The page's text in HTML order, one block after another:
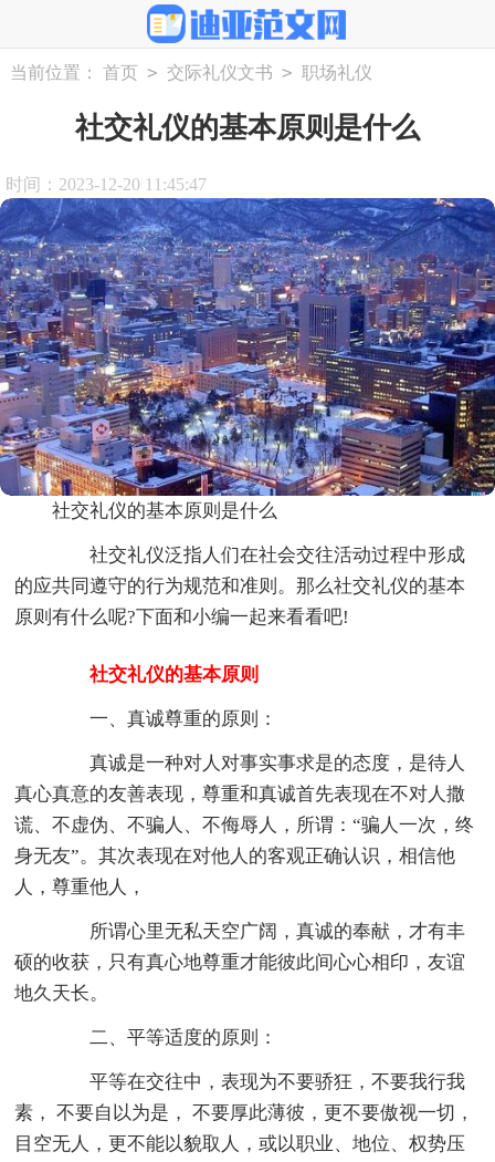
当前位置： 首页 > 交际礼仪文书 > 职场礼仪
社交礼仪的基本原则是什么
时间：2023-12-20 11:45:47
社交礼仪的基本原则是什么
社交礼仪泛指人们在社会交往活动过程中形成
的应共同遵守的行为规范和准则。那么社交礼仪的基本
原则有什么呢?下面和小编一起来看看吧!
社交礼仪的基本原则
一、真诚尊重的原则：
真诚是一种对人对事实事求是的态度，是待人
真心真意的友善表现，尊重和真诚首先表现在不对人撒
谎、不虚伪、不骗人、不侮辱人，所谓：“骗人一次，终
身无友”。其次表现在对他人的客观正确认识，相信他
人，尊重他人，
所谓心里无私天空广阔，真诚的奉献，才有丰
硕的收获，只有真心地尊重才能彼此间心心相印，友谊
地久天长。
二、平等适度的原则：
平等在交往中，表现为不要骄狂，不要我行我
素， 不要自以为是， 不要厚此薄彼，更不要傲视一切，
目空无人，更不能以貌取人，或以职业、地位、权势压